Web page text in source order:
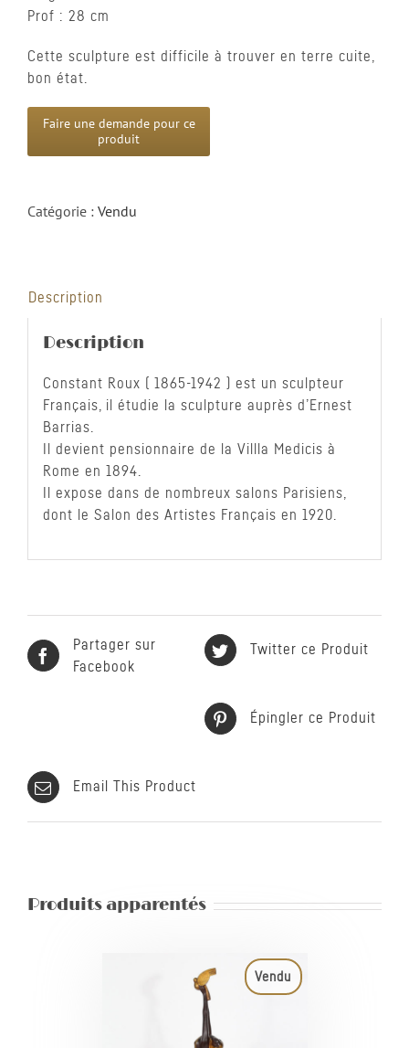
Prof : 28 cm
Cette sculpture est difficile à trouver en terre cuite,
bon état.
Catégorie : Vendu
Description
Description
Constant Roux ( 1865-1942 ) est un sculpteur
Français, il étudie la sculpture auprès d’Ernest
Barrias.
Il devient pensionnaire de la Villla Medicis à
Rome en 1894.
Il expose dans de nombreux salons Parisiens,
dont le Salon des Artistes Français en 1920.
Partager sur
Facebook
Twitter ce Produit
Épingler ce Produit
Email This Product
Produits apparentés
Vendu